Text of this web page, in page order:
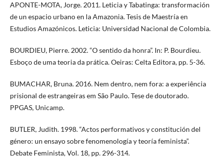
APONTE-MOTA, Jorge. 2011. Leticia y Tabatinga: transformación
de un espacio urbano en la Amazonia. Tesis de Maestría en
Estudios Amazónicos. Leticia: Universidad Nacional de Colombia.
BOURDIEU, Pierre. 2002. “O sentido da honra”. In: P. Bourdieu.
Esboço de uma teoria da prática. Oeiras: Celta Editora, pp. 5-36.
BUMACHAR, Bruna. 2016. Nem dentro, nem fora: a experiência
prisional de estrangeiras em São Paulo. Tese de doutorado.
PPGAS, Unicamp.
BUTLER, Judith. 1998. “Actos performativos y constitución del
género: un ensayo sobre fenomenología y teoría feminista”.
Debate Feminista, Vol. 18, pp. 296-314.